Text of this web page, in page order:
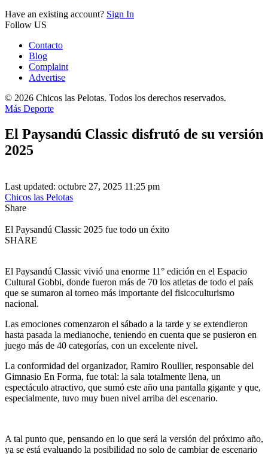
Have an existing account? Sign In
Follow US
Contacto
Blog
Complaint
Advertise
© 2026 Chicos las Pelotas. Todos los derechos reservados.
Más Deporte
El Paysandú Classic disfrutó de su versión
2025
Last updated: octubre 27, 2025 11:25 pm
Chicos las Pelotas
Share
El Paysandú Classic 2025 fue todo un éxito
SHARE
El Paysandú Classic vivió una enorme 11° edición en el Espacio
Cultural Gobbi, donde fueron más de 70 los atletas de todo el país
que se sumaron al torneo más importante del fisicoculturismo
nacional.
Las emociones comenzaron el sábado a la tarde y se extendieron
hasta pasada la medianoche, teniendo en cuenta que se pusieron en
juego más de 40 categorías, con un excelente nivel.
La conformidad del organizador, Ramiro Roullier, responsable del
Gimnasio En Forma, fue total: la sala totalmente llena, un
espectáculo atractivo, que sumó este año una pantalla gigante y que,
especialmente, tuvo muy buen nivel arriba del escenario.
A tal punto que, pensando en lo que será la versión del próximo año,
ya se está evaluando la posibilidad no solo de cambiar de escenario